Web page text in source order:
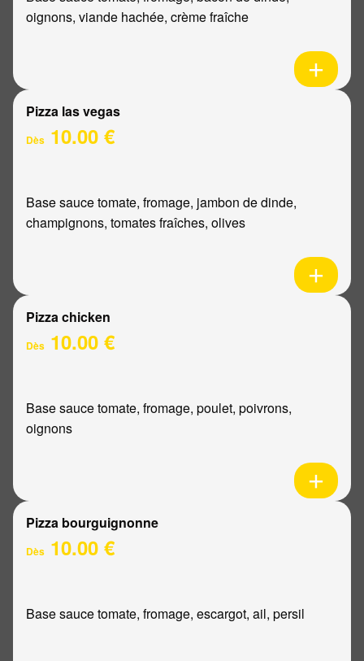
oignons, viande hachée, crème fraîche
Pizza las vegas
Dès 10.00 €
Base sauce tomate, fromage, jambon de dinde,
champignons, tomates fraîches, olives
Pizza chicken
Dès 10.00 €
Base sauce tomate, fromage, poulet, poivrons,
oignons
Pizza bourguignonne
Dès 10.00 €
Base sauce tomate, fromage, escargot, ail, persil